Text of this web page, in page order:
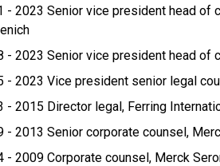
- 2023 Senior vice president head of
- 2023 Senior vice president head of
- 2023 Vice president senior legal
- 2015 Director legal, Ferring
- 2013 Senior corporate counsel,
- 2009 Corporate counsel, Merck